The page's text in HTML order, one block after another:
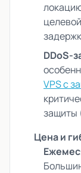
DDoS-
VPS с
защиты
Цена и